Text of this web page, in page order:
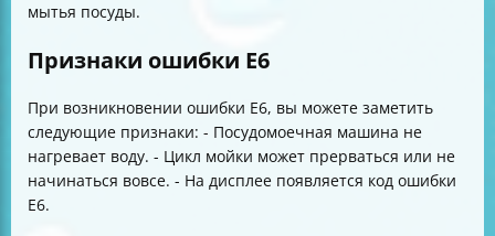
мытья посуды.
Признаки ошибки E6
При возникновении ошибки E6, вы можете заметить
следующие признаки: - Посудомоечная машина не
нагревает воду. - Цикл мойки может прерваться или не
начинаться вовсе. - На дисплее появляется код ошибки
E6.